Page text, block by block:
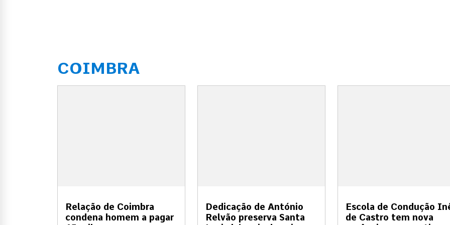
COIMBRA
Relação de Coimbra
condena homem a pagar
Dedicação de António
Relvão preserva Santa
Escola de Condução
de Castro tem nova